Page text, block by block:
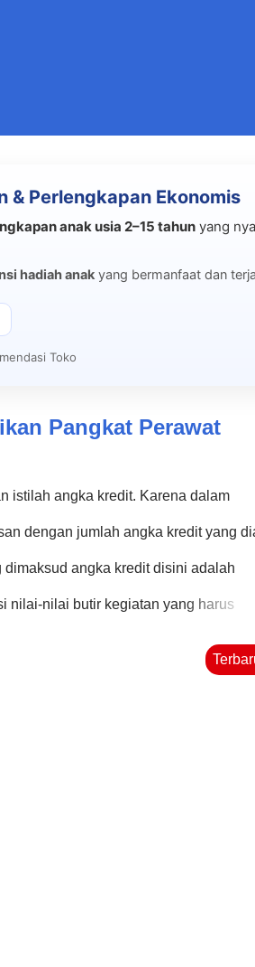
& Perlengkapan Ekonomis
anak usia 2–15 tahun yang
hadiah anak yang bermanfaat dan
Toko
Pangkat Perawat
istilah angka kredit. Karena dalam
dengan jumlah angka kredit yang
angka kredit disini adalah
nilai-nilai butir kegiatan yang harus
untuk masing-masing